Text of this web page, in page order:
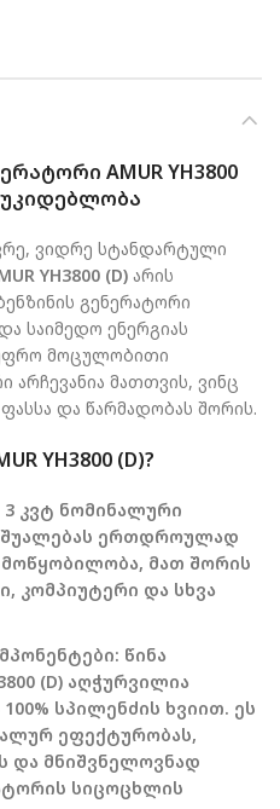
AMUR YH3800
ვიდრე სტანდარტული
YH3800 (D) არის
გენერატორი
საიმედო ენერგიას
მოცულობითი
არჩევანია მათთვის, ვინც
და წარმადობას შორის.
YH3800 (D)?
3 კვტ ნომინალური
ერთდროულად
მათ შორის
კომპიუტერი და სხვა
წინა
(D) აღჭურვილია
სპილენძის ხვიით. ეს
ეფექტურობას,
და მნიშვნელოვნად
სიცოცხლის